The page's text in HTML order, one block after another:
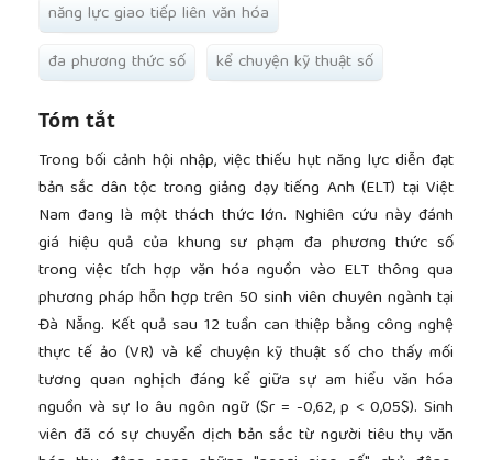
năng lực giao tiếp liên văn hóa
đa phương thức số
kể chuyện kỹ thuật số
Tóm tắt
Trong bối cảnh hội nhập, việc thiếu hụt năng lực diễn đạt
bản sắc dân tộc trong giảng dạy tiếng Anh (ELT) tại Việt
Nam đang là một thách thức lớn. Nghiên cứu này đánh
giá hiệu quả của khung sư phạm đa phương thức số
trong việc tích hợp văn hóa nguồn vào ELT thông qua
phương pháp hỗn hợp trên 50 sinh viên chuyên ngành tại
Đà Nẵng. Kết quả sau 12 tuần can thiệp bằng công nghệ
thực tế ảo (VR) và kể chuyện kỹ thuật số cho thấy mối
tương quan nghịch đáng kể giữa sự am hiểu văn hóa
nguồn và sự lo âu ngôn ngữ ($r = -0,62, p < 0,05$). Sinh
viên đã có sự chuyển dịch bản sắc từ người tiêu thụ văn